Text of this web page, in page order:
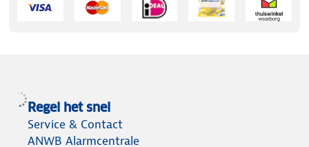
Regel het snel
Service & Contact
ANWB Alarmcentrale